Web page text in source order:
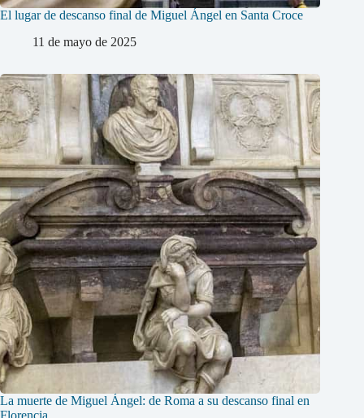
El lugar de descanso final de Miguel Ángel en Santa Croce
11 de mayo de 2025
La muerte de Miguel Ángel: de Roma a su descanso final en
Florencia